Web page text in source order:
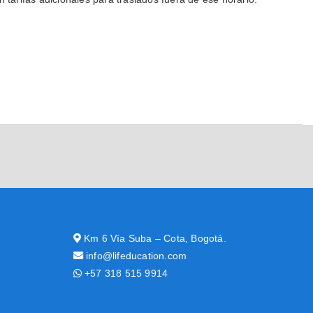
Km 6 Vía Suba – Cota, Bogotá.
info@lifeducation.com
+57 318 515 9914